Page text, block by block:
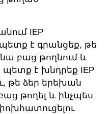
IEP
պետք է գրանցեք, թե
նա բաց թողնում և
պետք է խնդրեք IEP
թե ձեր երեխան
թողել և ինչպես